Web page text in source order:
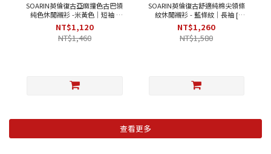
SOARIN英倫復古亞麻撞色古巴領
純色休閒襯衫 -米黃色｜短袖 [
252TC396 ]
NT$1,120
NT$1,460
SOARIN英倫復古舒適純棉尖領條
紋休閒襯衫 - 藍條紋｜長袖 [
2321C27 ]
NT$1,260
NT$1,580
查看更多